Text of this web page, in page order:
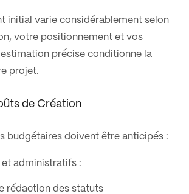
initial varie considérablement selon
votre positionnement et vos
précise conditionne la
projet.
de Création
budgétaires doivent être anticipés :
et administratifs :
rédaction des statuts